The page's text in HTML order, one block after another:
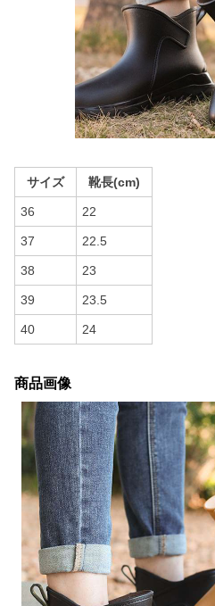
サイズ 靴長(cm)
36 22
37 22.5
38 23
39 23.5
40 24
商品画像